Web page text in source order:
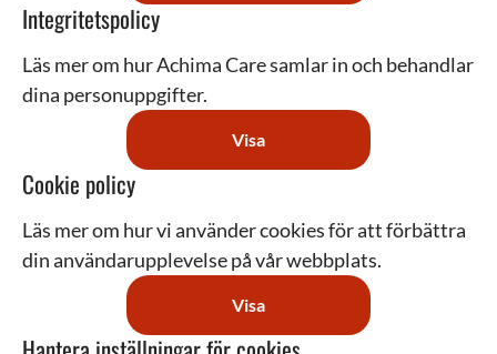
Integritetspolicy
Läs mer om hur Achima Care samlar in och behandlar
dina personuppgifter.
Visa
Cookie policy
Läs mer om hur vi använder cookies för att förbättra
din användarupplevelse på vår webbplats.
Visa